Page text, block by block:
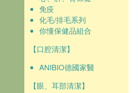
免疫
化毛/排毛系列
你懂保健品組合
【口腔清潔】
ANIBIO德國家醫
【眼、耳部清潔】